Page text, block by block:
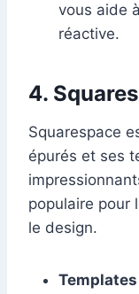
vous aide
réactive.
4.
Squarespace
épurés et ses
populaire pour
le design.